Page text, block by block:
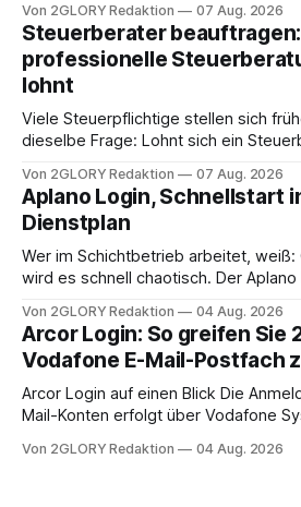
angewiesen ist, stellt sich für
Frage: Muss die Versorgung
oder ist ein Leben zu Hause möglich?
Intensivpflege bietet genau diese
Von 2GLORY Redaktion 07 Aug. 2026
Steuerberater
professionelle
lohnt
Viele Steuerpflichtige stellen sich
dieselbe Frage: Lohnt sich ein
erledigen? Die kurze Antwort: Bei
Einkommensverhältnissen reicht
aus – sobald jedoch mehrere
zusammentreffen oder größere
anstehen, zahlt sich professionelle
Von 2GLORY Redaktion 07 Aug. 2026
Aplano Login, Schnellstart
Dienstplan
Wer im Schichtbetrieb arbeitet, weiß:
wird es schnell chaotisch. Der
abwesenheiten und die gesamte
Ihr personal digital zu organisieren. In
erfahren Sie alles, was Sie für einen
brauchen, von der Registrierung
Von 2GLORY Redaktion 04 Aug. 2026
Arcor Login: So greifen Sie
Vodafone E-Mail-Postfach
Arcor Login auf einen Blick Die Anmeldung für alte Arcor-E-
Mail-Konten erfolgt über Vodafone
besitzt, loggt sich heute über das
Von 2GLORY Redaktion 04 Aug. 2026